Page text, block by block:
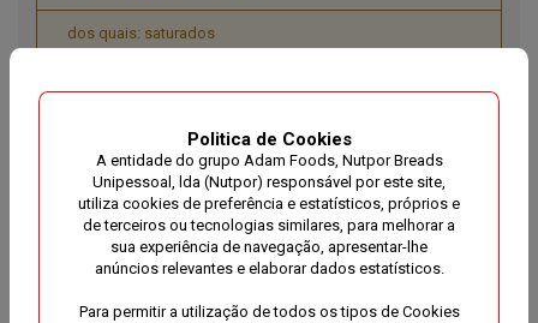
Politica de Cookies
A entidade do grupo Adam Foods, Nutpor Breads
Unipessoal, lda (Nutpor) responsável por este site,
utiliza cookies de preferência e estatísticos, próprios e
de terceiros ou tecnologias similares, para melhorar a
sua experiência de navegação, apresentar-lhe
anúncios relevantes e elaborar dados estatísticos.
Para permitir a utilização de todos os tipos de Cookies
dos quais: saturados
HIDRATOS DE CARBONO
9,7 g
dos quais: açúcares